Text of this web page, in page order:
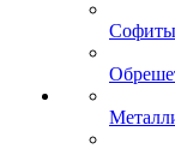
Софиты